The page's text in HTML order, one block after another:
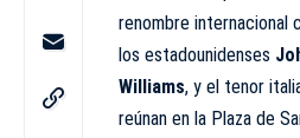
renombre internacional
los estadounidenses
Williams, y el tenor
reúnan en la Plaza de